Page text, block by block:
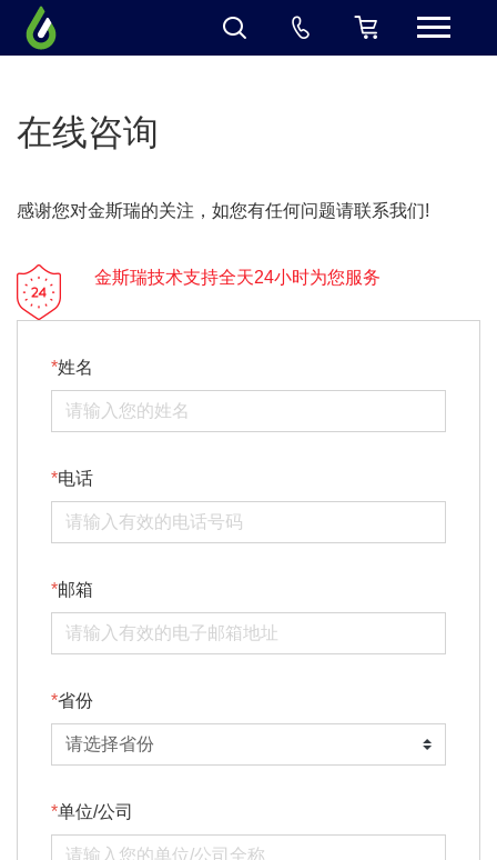
在线咨询
感谢您对金斯瑞的关注，如您有任何问题请联系我们!
金斯瑞技术支持全天24小时为您服务
姓名
电话
邮箱
省份
单位/公司